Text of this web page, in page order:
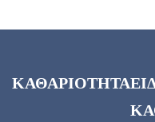
ΚΑΘΑΡΙΟΤΗΤΑ